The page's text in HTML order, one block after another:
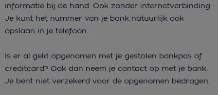
informatie bij de hand. Ook zonder internetverbinding.
Je kunt het nummer van je bank natuurlijk ook
opslaan in je telefoon.
Is er al geld opgenomen met je gestolen bankpas of
creditcard? Ook dan neem je contact op met je bank.
Je bent niet verzekerd voor de opgenomen bedragen.